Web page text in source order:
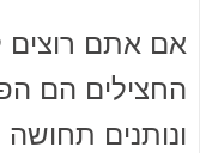
אם אתם
החצילים הם
ונותנים